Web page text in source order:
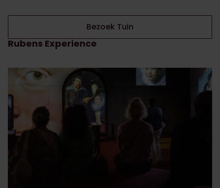
Bezoek Tuin
Rubens Experience